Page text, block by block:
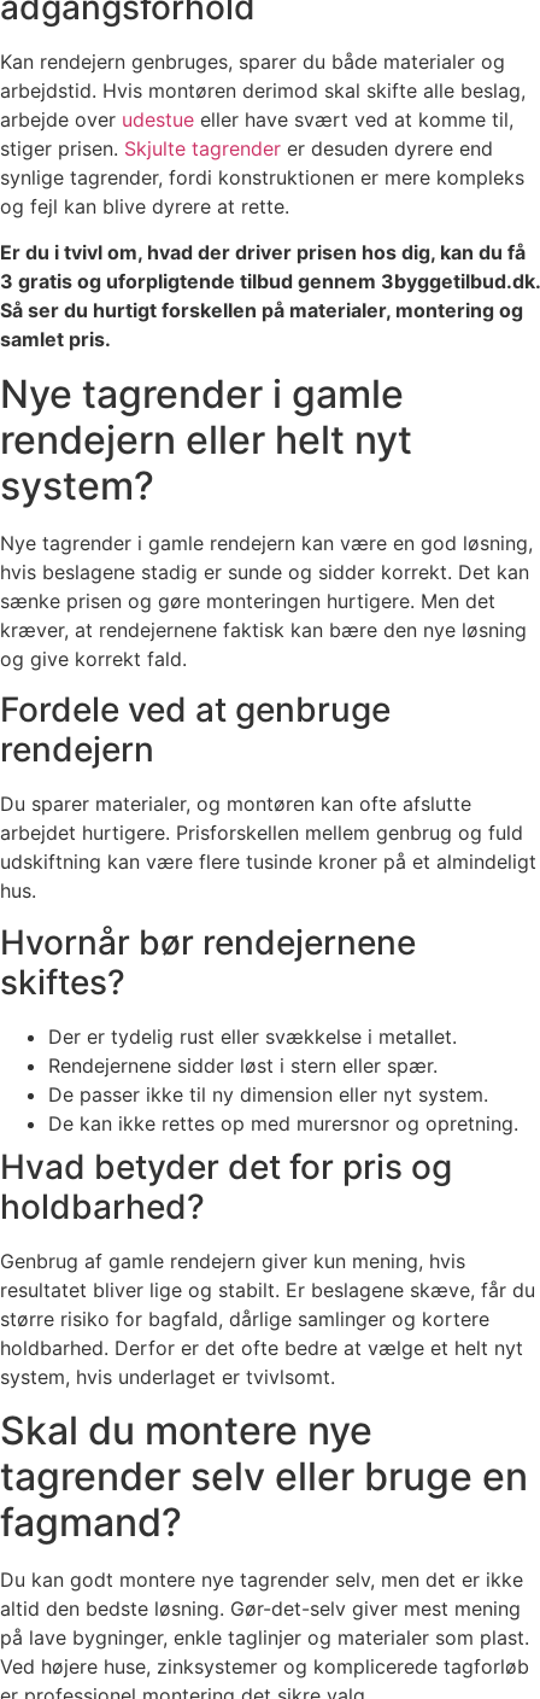
Kan rendejern genbruges, sparer du både materialer og
arbejdstid. Hvis montøren derimod skal skifte alle beslag,
arbejde over udestue eller have svært ved at komme til,
stiger prisen. Skjulte tagrender er desuden dyrere end
synlige tagrender, fordi konstruktionen er mere kompleks
og fejl kan blive dyrere at rette.
Er du i tvivl om, hvad der driver prisen hos dig, kan du få
3 gratis og uforpligtende tilbud gennem 3byggetilbud.dk.
Så ser du hurtigt forskellen på materialer, montering og
samlet pris.
Nye tagrender i gamle
rendejern eller helt nyt
system?
Nye tagrender i gamle rendejern kan være en god løsning,
hvis beslagene stadig er sunde og sidder korrekt. Det kan
sænke prisen og gøre monteringen hurtigere. Men det
kræver, at rendejernene faktisk kan bære den nye løsning
og give korrekt fald.
Fordele ved at genbruge
rendejern
Du sparer materialer, og montøren kan ofte afslutte
arbejdet hurtigere. Prisforskellen mellem genbrug og fuld
udskiftning kan være flere tusinde kroner på et almindeligt
hus.
Hvornår bør rendejernene
skiftes?
Der er tydelig rust eller svækkelse i metallet.
Rendejernene sidder løst i stern eller spær.
De passer ikke til ny dimension eller nyt system.
De kan ikke rettes op med murersnor og opretning.
Hvad betyder det for pris og
holdbarhed?
Genbrug af gamle rendejern giver kun mening, hvis
resultatet bliver lige og stabilt. Er beslagene skæve, får du
større risiko for bagfald, dårlige samlinger og kortere
holdbarhed. Derfor er det ofte bedre at vælge et helt nyt
system, hvis underlaget er tvivlsomt.
Skal du montere nye
tagrender selv eller bruge en
fagmand?
Du kan godt montere nye tagrender selv, men det er ikke
altid den bedste løsning. Gør-det-selv giver mest mening
på lave bygninger, enkle taglinjer og materialer som plast.
Ved højere huse, zinksystemer og komplicerede tagforløb